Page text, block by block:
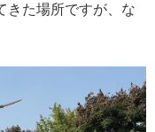
きた場所ですが、な